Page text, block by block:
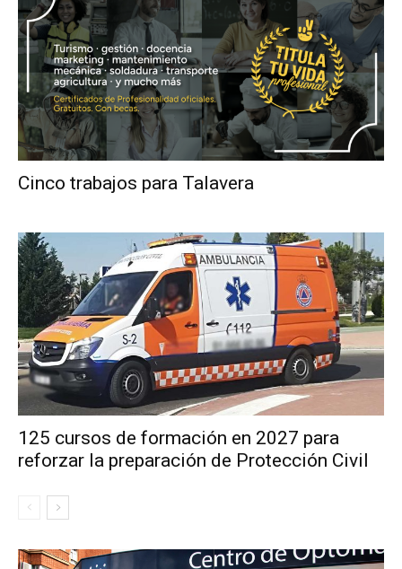
Cinco trabajos para Talavera
125 cursos de formación en 2027 para
reforzar la preparación de Protección Civil